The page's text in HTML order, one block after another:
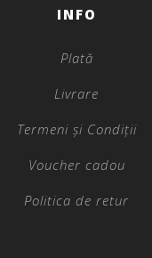
INFO
Plată
Livrare
Termeni și Condiții
Voucher cadou
Politica de retur